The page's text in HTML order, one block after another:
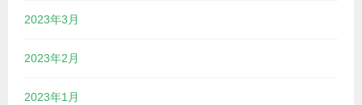
2023年3月
2023年2月
2023年1月